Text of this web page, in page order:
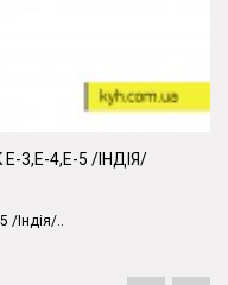
3,E-4,E-5 /ІНДІЯ/
/Індія/..